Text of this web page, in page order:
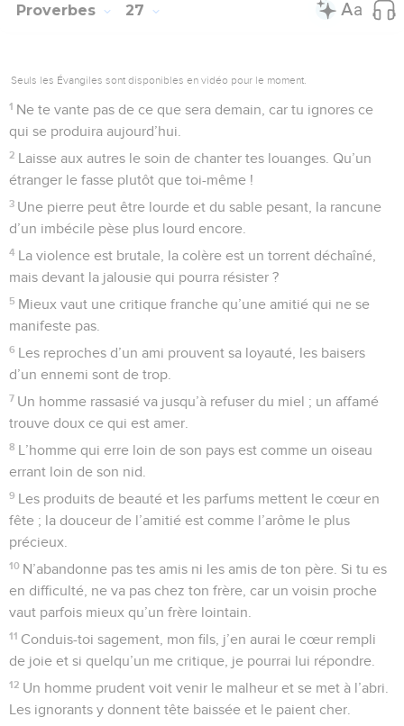
Proverbes 27
Seuls les Évangiles sont disponibles en vidéo pour le moment.
1 Ne te vante pas de ce que sera demain, car tu ignores ce
qui se produira aujourd’hui.
2 Laisse aux autres le soin de chanter tes louanges. Qu’un
étranger le fasse plutôt que toi-même !
3 Une pierre peut être lourde et du sable pesant, la rancune
d’un imbécile pèse plus lourd encore.
4 La violence est brutale, la colère est un torrent déchaîné,
mais devant la jalousie qui pourra résister ?
5 Mieux vaut une critique franche qu’une amitié qui ne se
manifeste pas.
6 Les reproches d’un ami prouvent sa loyauté, les baisers
d’un ennemi sont de trop.
7 Un homme rassasié va jusqu’à refuser du miel ; un affamé
trouve doux ce qui est amer.
8 L’homme qui erre loin de son pays est comme un oiseau
errant loin de son nid.
9 Les produits de beauté et les parfums mettent le cœur en
fête ; la douceur de l’amitié est comme l’arôme le plus
précieux.
10 N’abandonne pas tes amis ni les amis de ton père. Si tu es
en difficulté, ne va pas chez ton frère, car un voisin proche
vaut parfois mieux qu’un frère lointain.
11 Conduis-toi sagement, mon fils, j’en aurai le cœur rempli
de joie et si quelqu’un me critique, je pourrai lui répondre.
12 Un homme prudent voit venir le malheur et se met à l’abri.
Les ignorants y donnent tête baissée et le paient cher.